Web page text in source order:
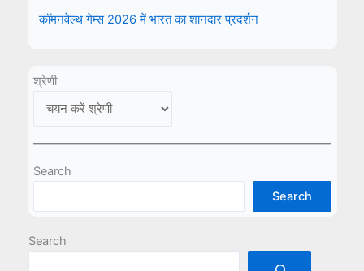
कॉमनवेल्थ गेम्स 2026 में भारत का शानदार प्रदर्शन
श्रेणी
Search
Search
Search